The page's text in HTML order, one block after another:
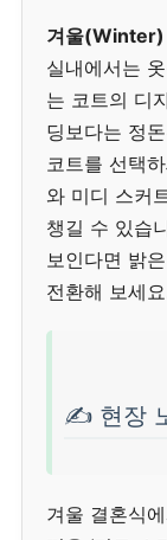
겨울(Winter)
실내에서는
는 코트의 디
딩보다는 정
코트를 선택
와 미디 스커
챙길 수 있습
보인다면 밝
전환해 보세
✍️ 현장
겨울 결혼식